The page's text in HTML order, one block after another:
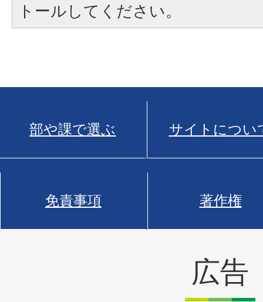
トールしてください。
部や課で選ぶ サイトについ
免責事項 著作権
広告